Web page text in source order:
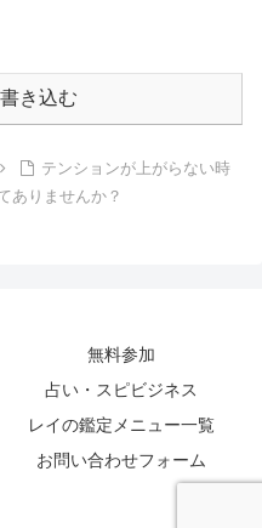
き込む
テンションが上がらない時
ありませんか？
無料参加
占い・スピビジネス
レイの鑑定メニュー一覧
お問い合わせフォーム